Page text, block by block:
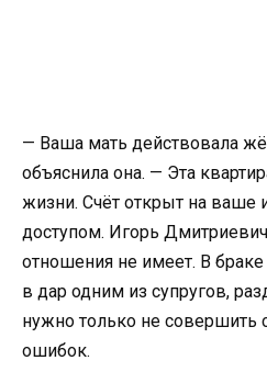
— Ваша мать действовала
объяснила она. — Эта
жизни. Счёт открыт на
доступом. Игорь
отношения не имеет. В
в дар одним из супругов,
нужно только не совершить
ошибок.